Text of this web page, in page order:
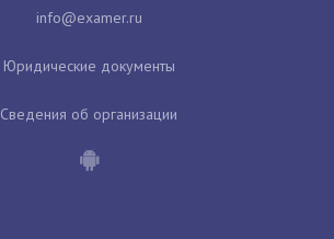
Юридические документы
Сведения об организации